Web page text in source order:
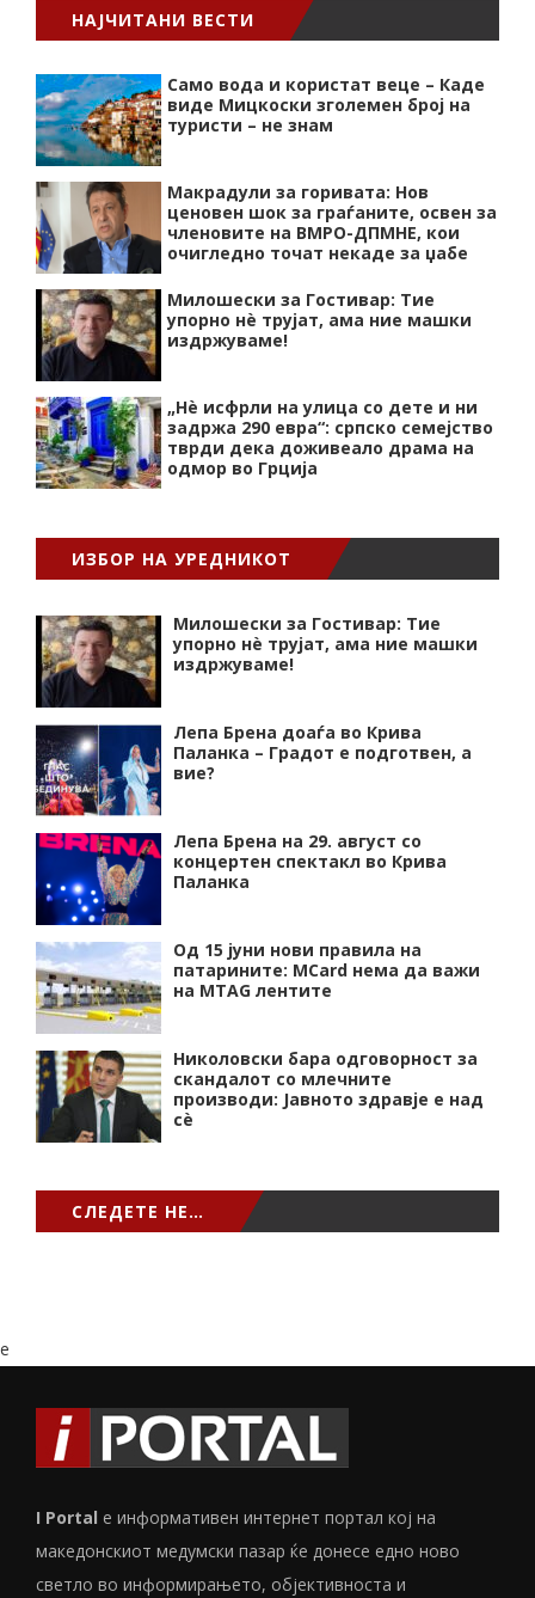
НАЈЧИТАНИ ВЕСТИ
Само вода и користат веце – Каде
виде Мицкоски зголемен број на
туристи – не знам
Макрадули за горивата: Нов
ценовен шок за граѓаните, освен за
членовите на ВМРО-ДПМНЕ, кои
очигледно точат некаде за џабе
Милошески за Гостивар: Тие
упорно нѐ трујат, ама ние машки
издржуваме!
„Нѐ исфрли на улица со дете и ни
задржа 290 евра“: српско семејство
тврди дека доживеало драма на
одмор во Грција
ИЗБОР НА УРЕДНИКОТ
Милошески за Гостивар: Тие
упорно нѐ трујат, ама ние машки
издржуваме!
Лепа Брена доаѓа во Крива
Паланка – Градот е подготвен, а
вие?
Лепа Брена на 29. август со
концертен спектакл во Крива
Паланка
Од 15 јуни нови правила на
патарините: MCard нема да важи
на MTAG лентите
Николовски бара одговорност за
скандалот со млечните
производи: Јавното здравје е над
сѐ
СЛЕДЕТЕ НЕ…
e
I Portal е информативен интернет портал кој на
македонскиот медумски пазар ќе донесе едно ново
светло во информирањето, објективноста и